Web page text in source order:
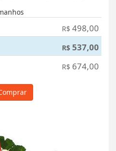
R$ 498,00
R$ 537,00
R$ 674,00